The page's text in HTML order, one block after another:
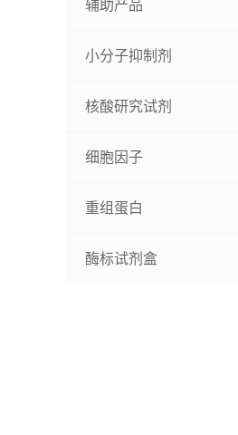
辅助产品
小分子抑制剂
核酸研究试剂
细胞因子
重组蛋白
酶标试剂盒